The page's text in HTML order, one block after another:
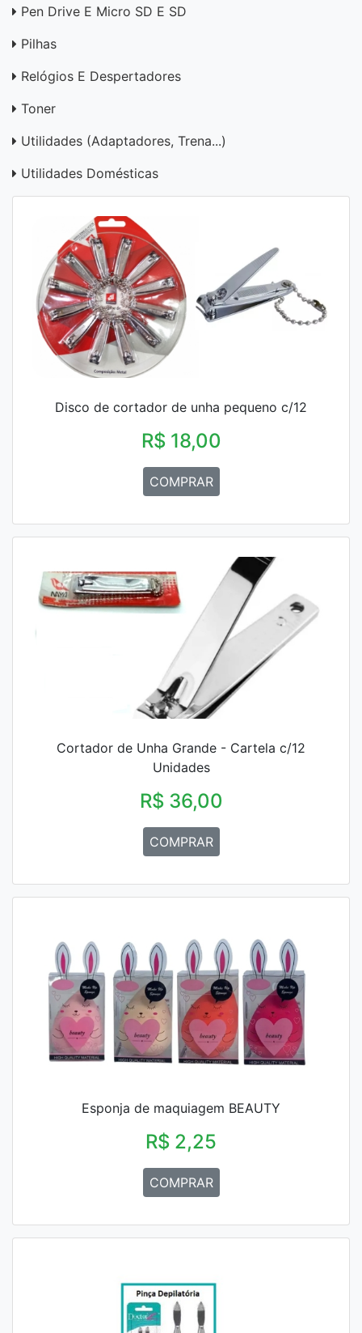
Pen Drive E Micro SD E SD
Pilhas
Relógios E Despertadores
Toner
Utilidades (adaptadores, Trena...)
Utilidades Domésticas
Disco de cortador de unha pequeno c/12
R$ 18,00
COMPRAR
Cortador de Unha Grande - Cartela c/12
Unidades
R$ 36,00
COMPRAR
Esponja de maquiagem BEAUTY
R$ 2,25
COMPRAR